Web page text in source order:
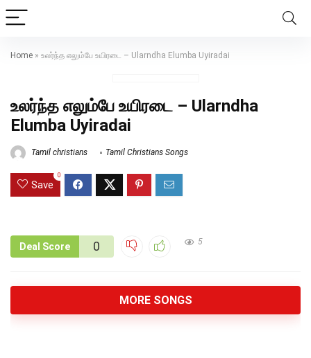
Home » உலர்ந்த எலும்பே உயிரடை – Ularndha Elumba Uyiradai
உலர்ந்த எலும்பே உயிரடை – Ularndha
Elumba Uyiradai
Tamil christians Tamil Christians Songs
Save
0
Deal Score 0 5
MORE SONGS